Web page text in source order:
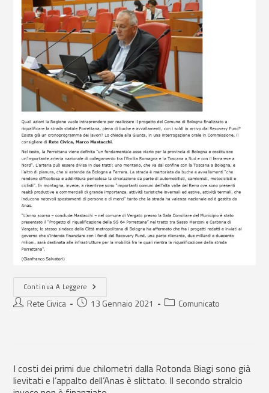
Continua A Leggere
Rete Civica 13 Gennaio 2021 Comunicato
I costi dei primi due chilometri dalla Rotonda Biagi sono già
lievitati e l’appalto dell’Anas è slittato. Il secondo stralcio